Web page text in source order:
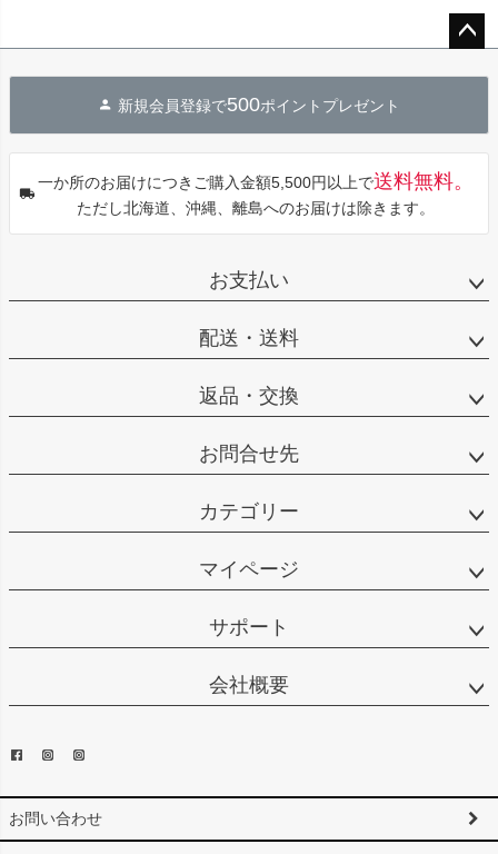
へ
新規会員登録で500ポイントプレゼント
一か所のお届けにつきご購入金額5,500円以上で送料無料。
ただし北海道、沖縄、離島へのお届けは除きます。
お支払い
配送・送料
返品・交換
お問合せ先
カテゴリー
マイページ
サポート
会社概要
お問い合わせ